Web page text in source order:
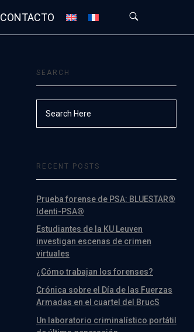
CONTACTO
SEARCH
RECENT POSTS
Prueba forense de PSA: BLUESTAR®
Identi-PSA®
Estudiantes de la KU Leuven
investigan escenas de crimen
virtuales
¿Cómo trabajan los forenses?
Crónica sobre el Día de las Fuerzas
Armadas en el cuartel del BrucS
Un laboratorio criminalístico portátil